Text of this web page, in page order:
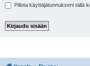
Piilota käyttäjätunnukseni tällä